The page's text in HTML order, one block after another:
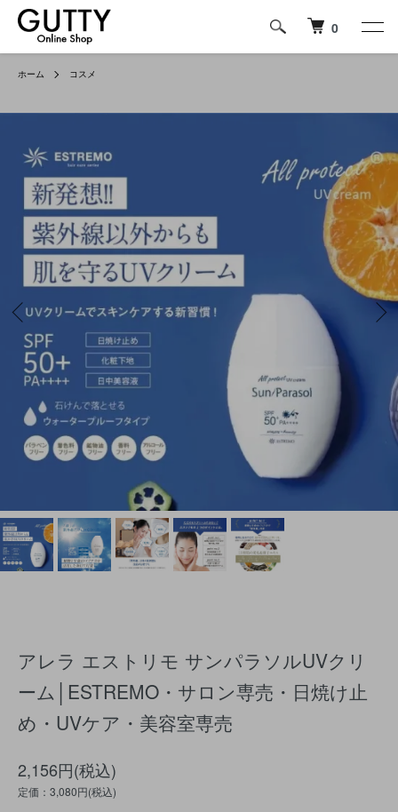
0
ホーム コスメ
アレラ エストリモ サンパラソルUVクリ
ーム│ESTREMO・サロン専売・日焼け止
め・UVケア・美容室専売
2,156円(税込)
定価：3,080円(税込)